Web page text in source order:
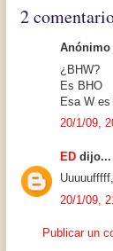
2
¿BHW?
Es BHO
Esa W
20/1/09,
ED dijo...
20/1/09,
Publicar un